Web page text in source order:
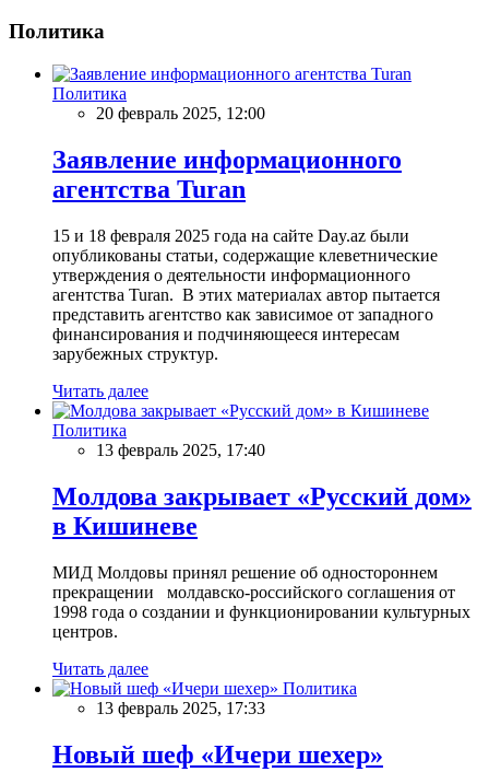
Политика
Политика
20 февраль 2025, 12:00
Заявление информационного
агентства Turan
15 и 18 февраля 2025 года на сайте Day.az были
опубликованы статьи, содержащие клеветнические
утверждения о деятельности информационного
агентства Turan. В этих материалах автор пытается
представить агентство как зависимое от западного
финансирования и подчиняющееся интересам
зарубежных структур.
Читать далее
Политика
13 февраль 2025, 17:40
Молдова закрывает «Русский дом»
в Кишиневе
МИД Молдовы принял решение об одностороннем
прекращении молдавско-российского соглашения от
1998 года о создании и функционировании культурных
центров.
Читать далее
Политика
13 февраль 2025, 17:33
Новый шеф «Ичери шехер»